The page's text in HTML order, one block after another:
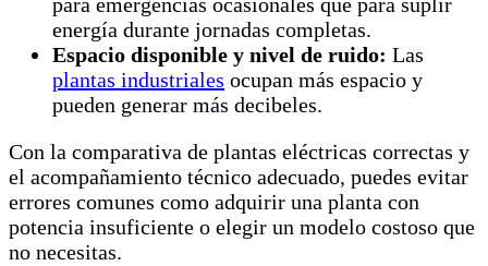
energía durante jornadas completas.
Espacio disponible y nivel de ruido: Las
plantas industriales ocupan más espacio y
pueden generar más decibeles.
Con la comparativa de plantas eléctricas correctas y
el acompañamiento técnico adecuado, puedes evitar
errores comunes como adquirir una planta con
potencia insuficiente o elegir un modelo costoso que
no necesitas.